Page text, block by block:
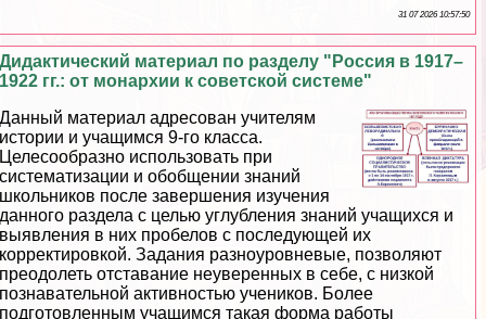
31 07 2026 10:57:50
Дидактический материал по разделу "Россия в 1917–
1922 гг.: от монархии к советской системе"
Данный материал адресован учителям
истории и учащимся 9-го класса.
Целесообразно использовать при
систематизации и обобщении знаний
школьников после завершения изучения
данного раздела с целью углубления знаний учащихся и
выявления в них пробелов с последующей их
корректировкой. Задания разноуровневые, позволяют
преодолеть отставание неуверенных в себе, с низкой
познавательной активностью учеников. Более
подготовленным учащимся такая форма работы